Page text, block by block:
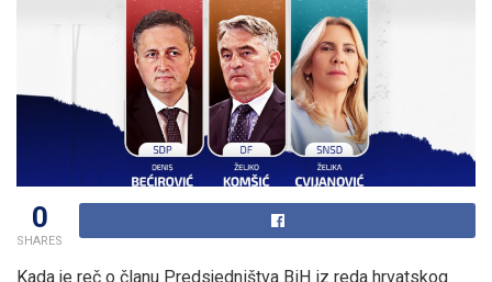
0
SHARES
Kada je reč o članu Predsjedništva BiH iz reda hrvatskog